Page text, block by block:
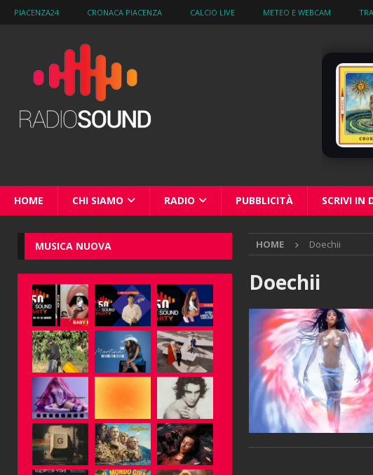
PIACENZA24 CRONACA PIACENZA CALCIO LIVE METEO E WEBCAM
HOME CHI SIAMO RADIO PUBBLICITÀ SCRIVI IN
HOME Doechii
Doechii
MUSICA NUOVA